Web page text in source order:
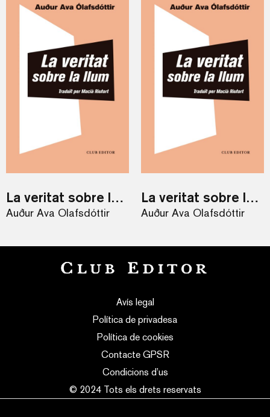
La veritat sobre la llum / eBook
Auður Ava Ólafsdóttir
La veritat sobre la llum
Auður Ava Ólafsdóttir
Avís legal
Política de privadesa
Política de cookies
Contacte GPSR
Condicions d’us
© 2024 Tots els drets reservats